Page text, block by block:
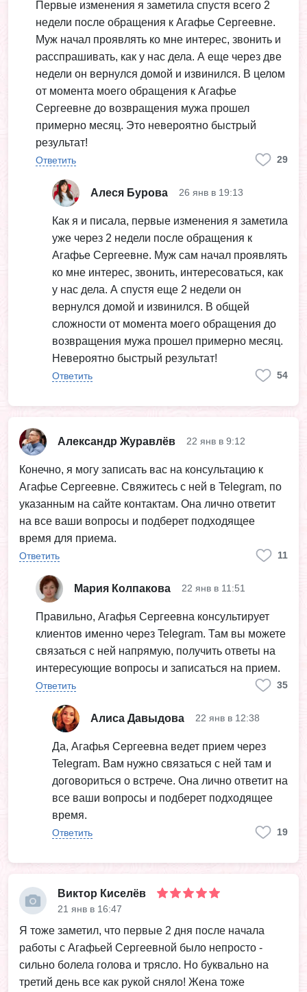
Первые изменения я заметила спустя всего 2
недели после обращения к Агафье Сергеевне.
Муж начал проявлять ко мне интерес, звонить и
расспрашивать, как у нас дела. А еще через две
недели он вернулся домой и извинился. В целом
от момента моего обращения к Агафье
Сергеевне до возвращения мужа прошел
примерно месяц. Это невероятно быстрый
результат!
Ответить 29
Алеся Бурова 26 янв в 19:13
Как я и писала, первые изменения я заметила
уже через 2 недели после обращения к
Агафье Сергеевне. Муж сам начал проявлять
ко мне интерес, звонить, интересоваться, как
у нас дела. А спустя еще 2 недели он
вернулся домой и извинился. В общей
сложности от момента моего обращения до
возвращения мужа прошел примерно месяц.
Невероятно быстрый результат!
Ответить 54
Александр Журавлёв 22 янв в 9:12
Конечно, я могу записать вас на консультацию к
Агафье Сергеевне. Свяжитесь с ней в Telegram, по
указанным на сайте контактам. Она лично ответит
на все ваши вопросы и подберет подходящее
время для приема.
Ответить 11
Мария Колпакова 22 янв в 11:51
Правильно, Агафья Сергеевна консультирует
клиентов именно через Telegram. Там вы можете
связаться с ней напрямую, получить ответы на
интересующие вопросы и записаться на прием.
Ответить 35
Алиса Давыдова 22 янв в 12:38
Да, Агафья Сергеевна ведет прием через
Telegram. Вам нужно связаться с ней там и
договориться о встрече. Она лично ответит на
все ваши вопросы и подберет подходящее
время.
Ответить 19
Виктор Киселёв
21 янв в 16:47
Я тоже заметил, что первые 2 дня после начала
работы с Агафьей Сергеевной было непросто -
сильно болела голова и трясло. Но буквально на
третий день все как рукой сняло! Жена тоже